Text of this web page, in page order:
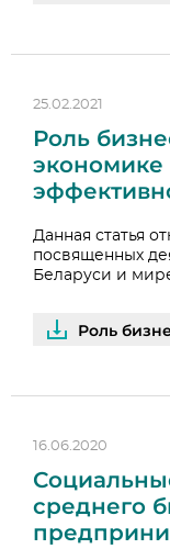
25.02.2021
Роль
Данная статья
посвященных
Беларуси и
Роль бизнес
16.06.2020
среднего